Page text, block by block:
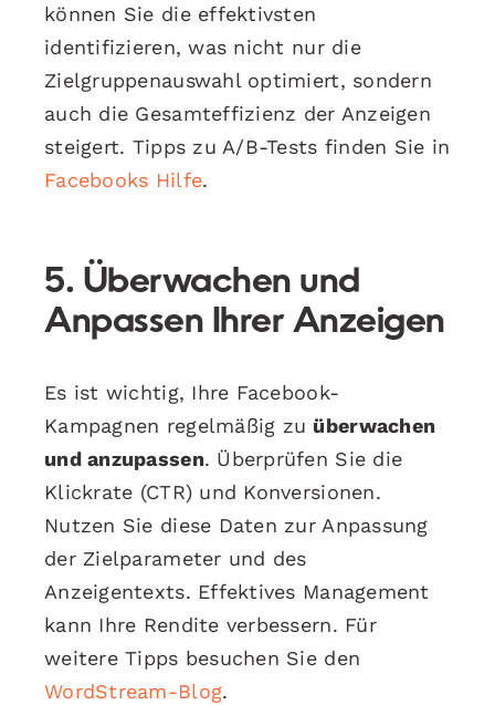
können Sie die effektivsten
identifizieren, was nicht nur die
Zielgruppenauswahl optimiert, sondern
auch die Gesamteffizienz der Anzeigen
steigert. Tipps zu A/B-Tests finden Sie in
Facebooks Hilfe.
5. Überwachen und
Anpassen Ihrer Anzeigen
Es ist wichtig, Ihre Facebook-
Kampagnen regelmäßig zu überwachen
und anzupassen. Überprüfen Sie die
Klickrate (CTR) und Konversionen.
Nutzen Sie diese Daten zur Anpassung
der Zielparameter und des
Anzeigentexts. Effektives Management
kann Ihre Rendite verbessern. Für
weitere Tipps besuchen Sie den
WordStream-Blog.